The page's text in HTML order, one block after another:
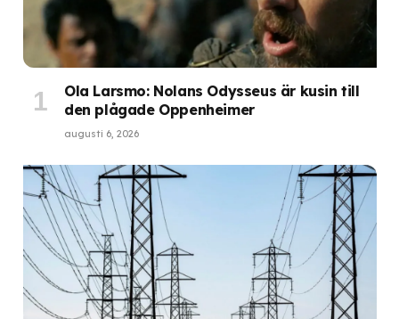
Ola Larsmo: Nolans Odysseus är kusin till
den plågade Oppenheimer
augusti 6, 2026